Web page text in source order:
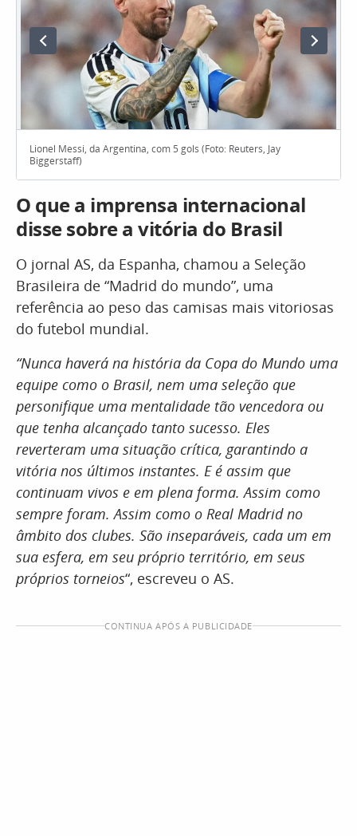
Lionel Messi, da Argentina, com 5 gols (Foto: Reuters, Jay
Biggerstaff)
O que a imprensa internacional
disse sobre a vitória do Brasil
O jornal AS, da Espanha, chamou a Seleção
Brasileira de “Madrid do mundo”, uma
referência ao peso das camisas mais vitoriosas
do futebol mundial.
“Nunca haverá na história da Copa do Mundo uma
equipe como o Brasil, nem uma seleção que
personifique uma mentalidade tão vencedora ou
que tenha alcançado tanto sucesso. Eles
reverteram uma situação crítica, garantindo a
vitória nos últimos instantes. E é assim que
continuam vivos e em plena forma. Assim como
sempre foram. Assim como o Real Madrid no
âmbito dos clubes. São inseparáveis, cada um em
sua esfera, em seu próprio território, em seus
próprios torneios“, escreveu o AS.
CONTINUA APÓS A PUBLICIDADE